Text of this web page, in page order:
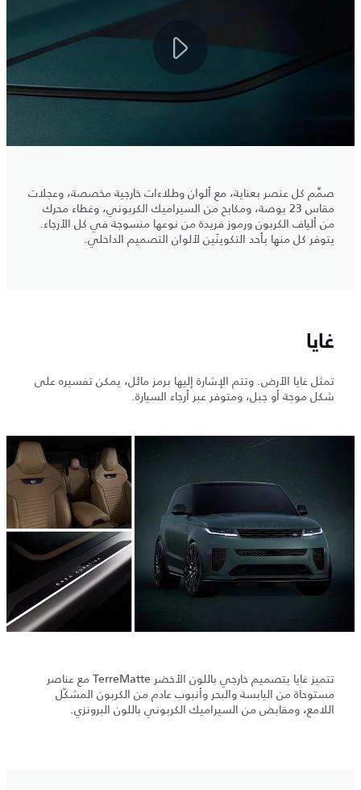
صمِّم كل عنصر بعناية، مع ألوان وطلاءات خارجية مخصصة، وعجلات
مقاس 23 بوصة، ومكابح من السيراميك الكربوني، وغطاء محرك
من ألياف الكربون ورموز فريدة من نوعها منسوجة في كل الأرجاء.
يتوفر كل منها بأحد التكوينَين لألوان التصميم الداخلي.
غايا
تمثل غايا الأرض. وتتم الإشارة إليها برمز مائل، يمكن تفسيره على
شكل موجة أو جبل، ومتوفر عبر أرجاء السيارة.
تتميز غايا بتصميم خارجي باللون الأخضر TerreMatte مع عناصر
مستوحاة من اليابسة والبحر وأنبوب عادم من الكربون المشكّل
اللامع، ومقابض من السيراميك الكربوني باللون البرونزي.